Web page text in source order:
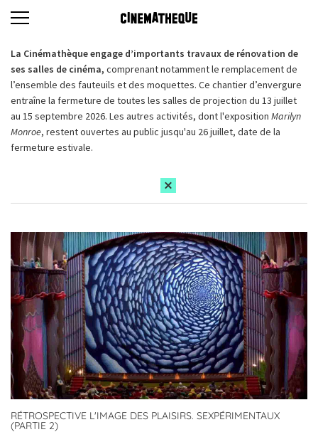
La Cinémathèque engage d’importants travaux de rénovation de
ses salles de cinéma, comprenant notamment le remplacement de
l’ensemble des fauteuils et des moquettes. Ce chantier d’envergure
entraîne la fermeture de toutes les salles de projection du 13 juillet
au 15 septembre 2026. Les autres activités, dont l'exposition Marilyn
Monroe, restent ouvertes au public jusqu'au 26 juillet, date de la
fermeture estivale.
RÉTROSPECTIVE L'IMAGE DES PLAISIRS. SEXPÉRIMENTAUX
(PARTIE 2)